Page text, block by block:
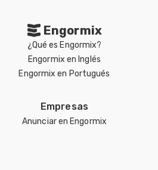
Engormix
¿Qué es Engormix?
Engormix en Inglés
Engormix en Portugués
Empresas
Anunciar en Engormix